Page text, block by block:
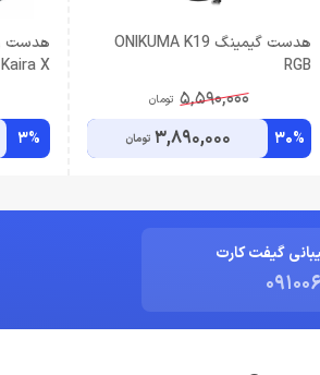
هدست گیمینگ ONIKUMA K19
RGB
5,590,000 تومان
30%
3,890,000 تومان
Kaira X
3%
گیفت کارت